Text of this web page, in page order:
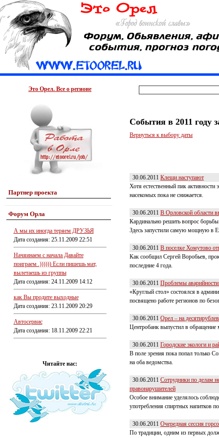
Это Орел. Все о регионе
Партнер проекта
Форум Орла
А мы их иногда теряем ДРУЗЬЯ
Дата создания: 25.11.2009 22:51
Начяинаем с начала Давайте
поиграем .)))))) Если пишешь мат,
вылетаешь из группы
Дата создания: 24.11.2009 14:12
как Вы продите выходные
Дата создания: 23.11.2009 20:29
Автосервис
Дата создания: 18.11.2009 22:21
Читайте нас:
События в 2011 году
Вернуться к выбору даты
30.06.2011 Клещи наступают
Хотя естественный пик
насекомых пока не снижается.
30.06.2011 В Орловской области
Кардинально решить вопрос
Здесь запустили самую мощную в
30.06.2011 В поселке Хомутово
Как сообщил Сергей Воробьев,
последние 4 года.
30.06.2011 Проблемы
«Круглый стол» состоялся в
посвящено работе регионов по
30.06.2011 Орел – на
Центробанк выпустил в
30.06.2011 Городские экологи и
В поле зрения пока попал только
на оба ведомства.
30.06.2011 Сотрудники по делам
правонарушителей
Особое внимание уделялось
употребления спиртных напитков
30.06.2011 Очередная сессия
По традиции, одним из первых